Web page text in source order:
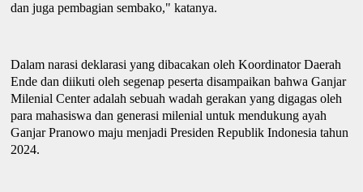
dan juga pembagian sembako," katanya.
Dalam narasi deklarasi yang dibacakan oleh Koordinator Daerah
Ende dan diikuti oleh segenap peserta disampaikan bahwa Ganjar
Milenial Center adalah sebuah wadah gerakan yang digagas oleh
para mahasiswa dan generasi milenial untuk mendukungayah
Ganjar Pranowo maju menjadi Presiden Republik Indonesia tahun
2024.